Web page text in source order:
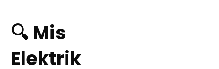
🔍 Mis
Elektrik